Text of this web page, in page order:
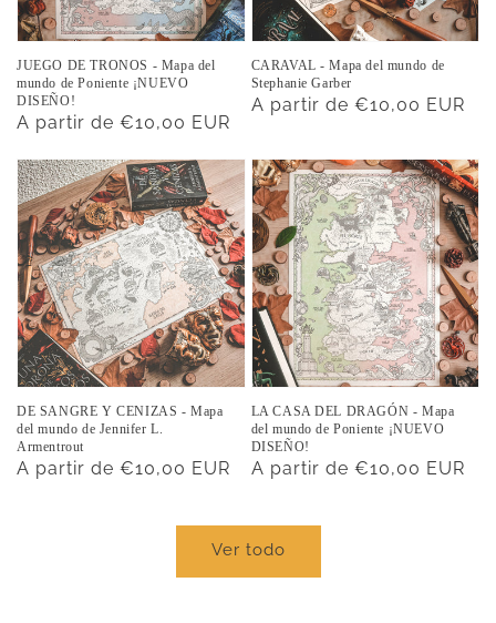
JUEGO DE TRONOS - Mapa del
mundo de Poniente ¡NUEVO
DISEÑO!
Precio
A partir de €10,00 EUR
CARAVAL - Mapa del mundo de
Stephanie Garber
Precio
A partir de €10,00 EUR
DE SANGRE Y CENIZAS - Mapa
del mundo de Jennifer L.
Armentrout
Precio
A partir de €10,00 EUR
LA CASA DEL DRAGÓN - Mapa
del mundo de Poniente ¡NUEVO
DISEÑO!
Precio
A partir de €10,00 EUR
Ver todo